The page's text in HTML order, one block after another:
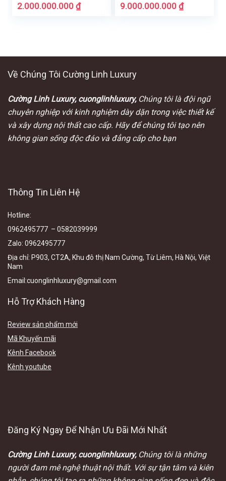
2.000.000.000₫ 9.000.000.000₫
Về Chúng Tôi Cường Linh Luxury
Cường Linh Luxury, cuonglinhluxury, Chúng tôi là đội ngũ
chuyên nghiệp với kinh nghiệm dày dặn trong việc thiết kế
và xây dựng nội thất cao cấp. Hãy để chúng tôi tạo nên
không gian sống độc đáo và đẳng cấp cho bạn
Thông Tin Liên Hệ
Hotline:
0962495777 – 0582039999
Zalo: 0962495777
Địa chỉ: P903, CT2A, Khu đô thị Nam Cường, Từ Liêm, Hà Nội, Việt
Nam
Email:cuonglinhluxury@gmail.com
Hỗ Trợ Khách Hàng
Review sản phẩm mới
Mã Khuyến mãi
Kênh Facebook
Kênh youtube
Đăng Ký Ngay Để Nhận Ưu Đãi Mới Nhất
Cường Linh Luxury, cuonglinhluxury, Chúng tôi là những
người đam mê nghệ thuật nội thất. Với sự tận tâm và kiên